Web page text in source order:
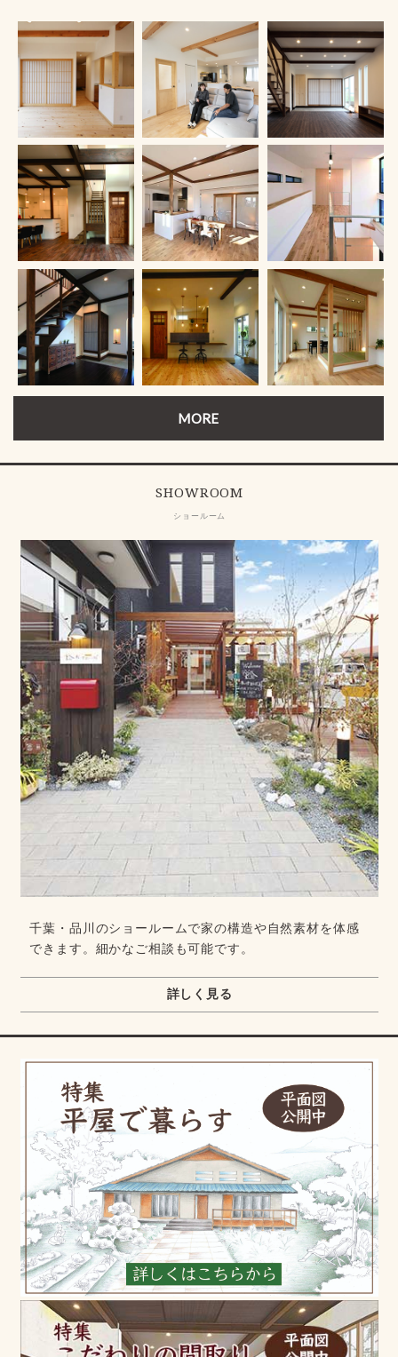
MORE
SHOWROOM
ショールーム
千葉・品川のショールームで家の構造や自然素材を体感
できます。細かなご相談も可能です。
詳しく見る